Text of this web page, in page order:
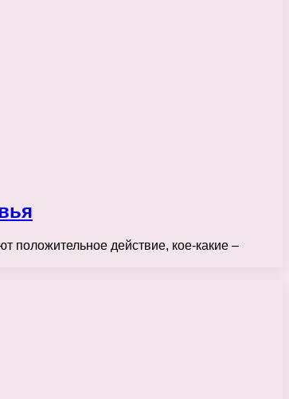
положительное действие, кое-какие –